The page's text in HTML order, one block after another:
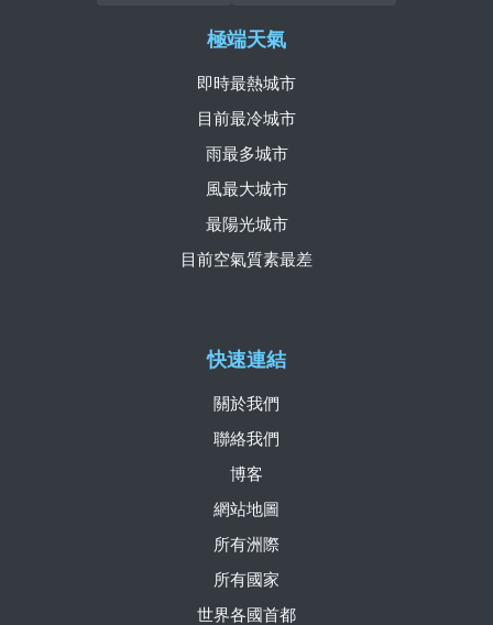
快速連結
關於我們
聯絡我們
博客
網站地圖
所有洲際
所有國家
世界各國首都
極端天氣
即時最熱城市
目前最冷城市
雨最多城市
風最大城市
最陽光城市
目前空氣質素最差